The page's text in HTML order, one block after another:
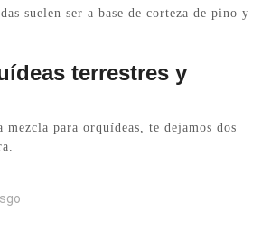
suelen ser a base de corteza de pino y
terrestres y
para orquídeas, te dejamos dos